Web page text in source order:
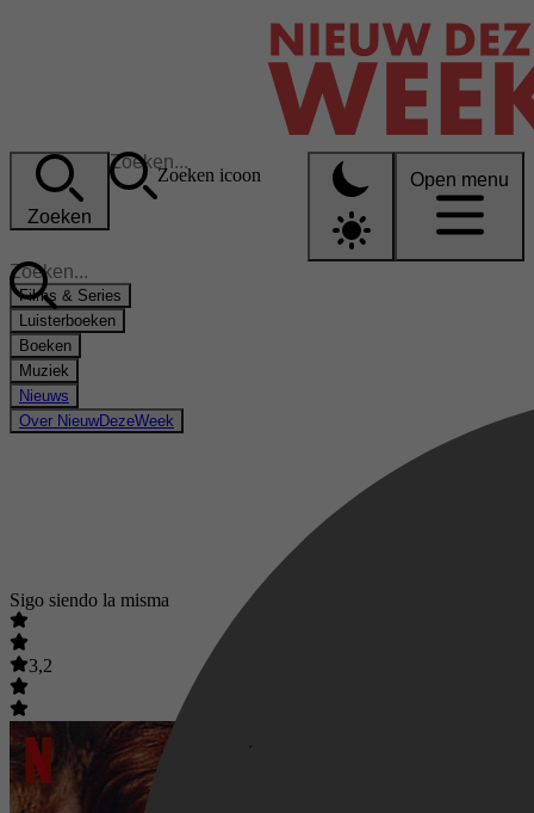
Zoeken
Zoeken icoon Open menu
Films & Series
Luisterboeken
Boeken
Muziek
Nieuws
Over NieuwDezeWeek
Sigo siendo la misma
3,2